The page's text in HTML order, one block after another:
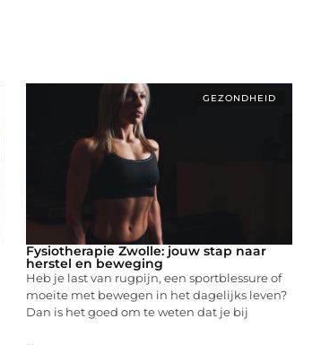
GEZONDHEID
Fysiotherapie Zwolle: jouw stap naar
herstel en beweging
Heb je last van rugpijn, een sportblessure of
moeite met bewegen in het dagelijks leven?
Dan is het goed om te weten dat je bij
...